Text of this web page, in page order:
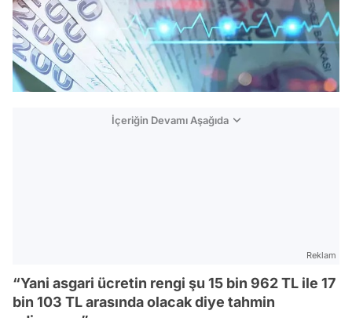
İçeriğin Devamı Aşağıda
Reklam
“Yani asgari ücretin rengi şu 15 bin 962 TL ile 17
bin 103 TL arasında olacak diye tahmin